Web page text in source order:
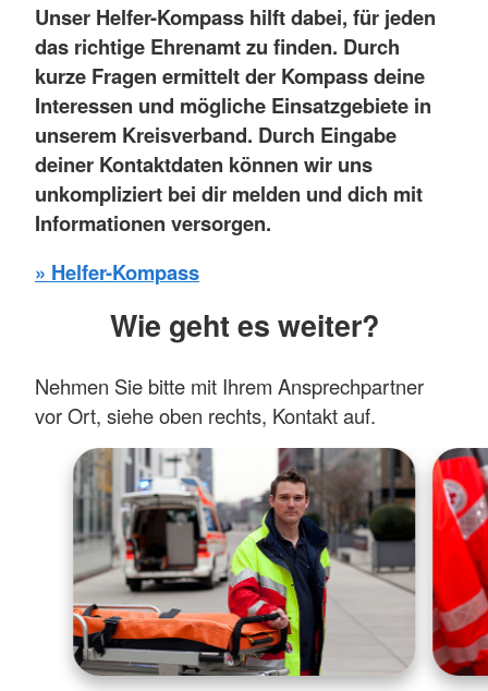
Unser Helfer-Kompass hilft dabei, für jeden
das richtige Ehrenamt zu finden. Durch
kurze Fragen ermittelt der Kompass deine
Interessen und mögliche Einsatzgebiete in
unserem Kreisverband. Durch Eingabe
deiner Kontaktdaten können wir uns
unkompliziert bei dir melden und dich mit
Informationen versorgen.
» Helfer-Kompass
Wie geht es weiter?
Nehmen Sie bitte mit Ihrem Ansprechpartner
vor Ort, siehe oben rechts, Kontakt auf.